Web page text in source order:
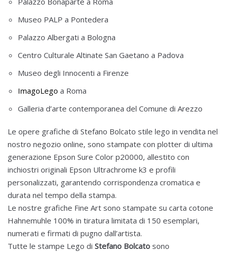
Museo PALP a Pontedera
Palazzo Albergati a Bologna
Centro Culturale Altinate San Gaetano a Padova
Museo degli Innocenti a Firenze
ImagoLego a Roma
Galleria d’arte contemporanea del Comune di Arezzo
Le opere grafiche di Stefano Bolcato stile lego in vendita nel
nostro negozio online, sono stampate con plotter di ultima
generazione Epson Sure Color p20000, allestito con
inchiostri originali Epson Ultrachrome k3 e profili
personalizzati, garantendo corrispondenza cromatica e
durata nel tempo della stampa.
Le nostre grafiche Fine Art sono stampate su carta cotone
Hahnemuhle 100% in tiratura limitata di 150 esemplari,
numerati e firmati di pugno dall’artista.
Tutte le stampe Lego di Stefano Bolcato sono